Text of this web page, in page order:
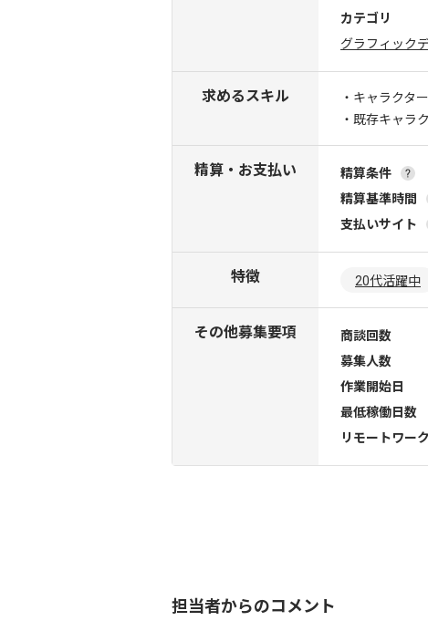
カテゴリ
グラフィック
求めるスキル
・キャラクタ
・既存キャラ
精算・お支払い 精算条件
精算基準時間
支払いサイト
特徴 20代活躍中
その他募集要項 商談回数
募集人数
作業開始日
最低稼働日数
リモートワーク
担当者からのコメント